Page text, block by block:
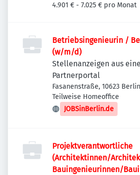
Charlottenburg-
4.901 € - 7.025 € pro Monat
Betriebsingenieurin /
(w/m/d)
Stellenanzeigen aus
Partnerportal
Fasanenstraße, 10623
Charlottenburg-
Teilweise Homeoffice
JOBSinBerlin.de
Projektverantwortliche
(Architektinnen/
Bauingenieurinnen/